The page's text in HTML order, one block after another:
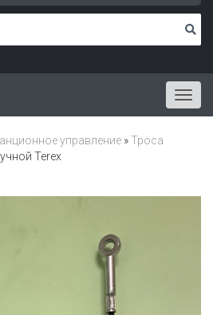
Menu
управление »Троса
Terex